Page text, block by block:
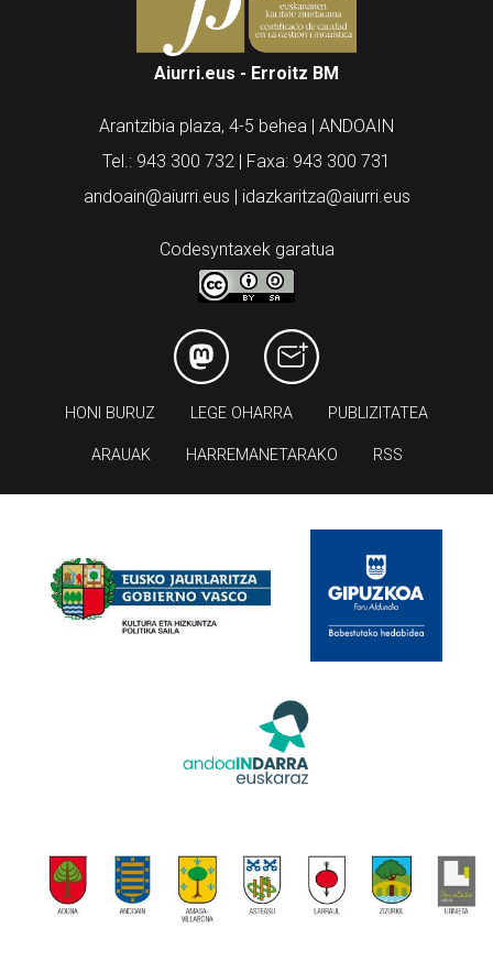
Aiurri.eus - Erroitz BM
Arantzibia plaza, 4-5 behea | ANDOAIN
Tel.: 943 300 732 | Faxa: 943 300 731
andoain@aiurri.eus | idazkaritza@aiurri.eus
Codesyntaxek garatua
HONI BURUZ LEGE OHARRA PUBLIZITATEA
ARAUAK HARREMANETARAKO RSS